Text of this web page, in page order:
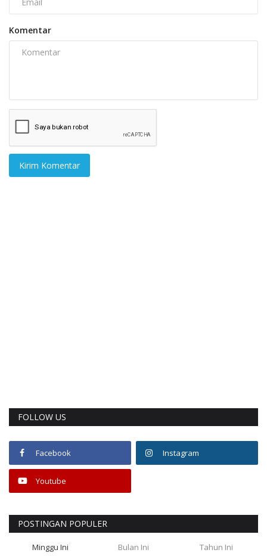
Komentar
Kirim Komentar
FOLLOW US
Facebook Instagram
Youtube
POSTINGAN POPULER
Minggu Ini Bulan Ini Tahun Ini